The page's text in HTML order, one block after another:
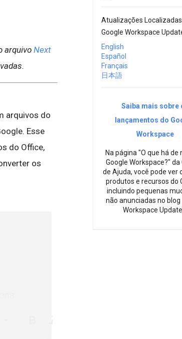
arquivoNext
arquivos do
Esse
do Office,
os
Atualizações
Google Workspace
English
Español
Français
日本語
Saiba mais sobre
lançamentos do
Workspace
Na página "O que há de
Google Workspace?" da
de Ajuda, você pode ver
produtos e recursos do
incluindo pequenas
não anunciadas no blog
Workspace